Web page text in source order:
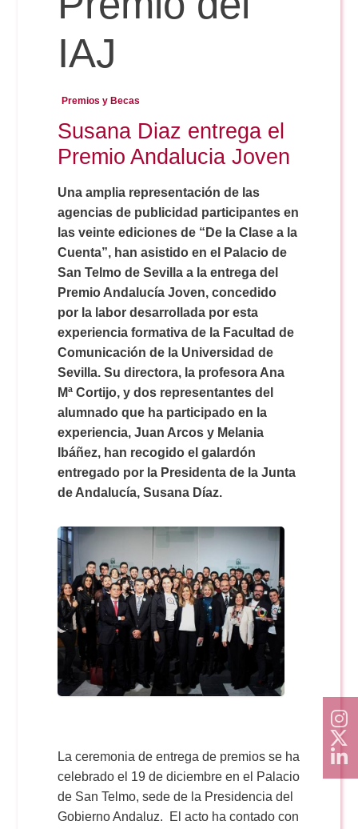
Reservas
Calendario Lectivo
Horarios
Periodismo
Publicidad y RR.PP
Comunicación Audiovisual
Doble Grado PER/CAV
Exámenes Grado
Periodismo
Publicidad y RR.PP
Comunicación Audiovisual
Doble Grado PER/CAV
Secretaría Virtual
#YoPractico
Boletines
IAJ
Premios y Becas
Susana Diaz entrega el
Premio Andalucia Joven
Una amplia representación de las
agencias de publicidad participantes en
las veinte ediciones de “De la Clase a la
Cuenta”, han asistido en el Palacio de
San Telmo de Sevilla a la entrega del
Premio Andalucía Joven, concedido
por la labor desarrollada por esta
experiencia formativa de la Facultad de
Comunicación de la Universidad de
Sevilla. Su directora, la profesora Ana
Mª Cortijo, y dos representantes del
alumnado que ha participado en la
experiencia, Juan Arcos y Melania
Ibáñez, han recogido el galardón
entregado por la Presidenta de la Junta
de Andalucía, Susana Díaz.
La ceremonia de entrega de premios se ha
celebrado el 19 de diciembre en el Palacio
de San Telmo, sede de la Presidencia del
Gobierno Andaluz. El acto ha contado con